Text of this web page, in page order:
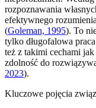
rozpoznawania
efektywnego
(Goleman, 1995). To
tylko długofalowa
też z takimi cechami jak
zdolność do
2023).
Kluczowe pojęcia